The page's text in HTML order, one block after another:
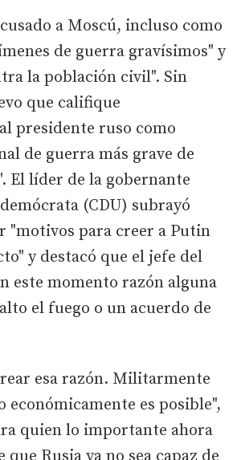
a Moscú, incluso como
de guerra gravísimos" y
la población civil". Sin
que califique
presidente ruso como
de guerra más grave de
El líder de la gobernante
(CDU) subrayó
"motivos para creer a Putin
y destacó que el jefe del
este momento razón alguna
el fuego o un acuerdo de
esa razón. Militarmente
es posible",
quien lo importante ahora